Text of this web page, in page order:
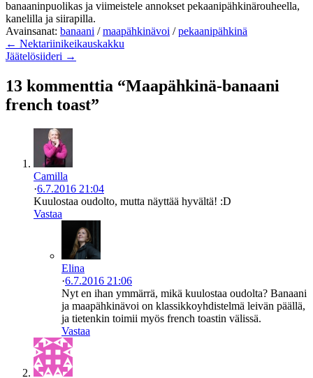
banaaninpuolikas ja viimeistele annokset pekaanipähkinärouheella,
kanelilla ja siirapilla.
Avainsanat: banaani /maapähkinävoi /pekaanipähkinä
← Nektariinikeikauskakku
Jäätelösiideri →
13 kommenttia “Maapähkinä-banaani
french toast”
Camilla
·6.7.2016 21:04
Kuulostaa oudolto, mutta näyttää hyvältä! :D
Vastaa
Elina
·6.7.2016 21:06
Nyt en ihan ymmärrä, mikä kuulostaa oudolta? Banaani
ja maapähkinävoi on klassikkoyhdistelmä leivän päällä,
ja tietenkin toimii myös french toastin välissä.
Vastaa